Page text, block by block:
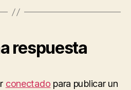
respuesta
conectado para publicar un